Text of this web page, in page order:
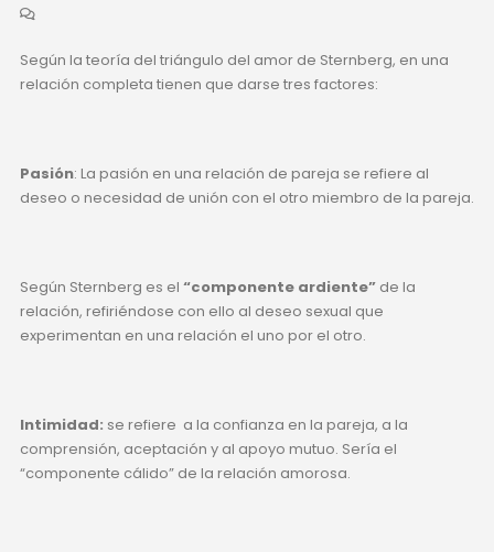
Según la teoría del triángulo del amor de Sternberg, en una
relación completa tienen que darse tres factores:
Pasión: La pasión en una relación de pareja se refiere al
deseo o necesidad de unión con el otro miembro de la pareja.
Según Sternberg es el “componente ardiente”de la
relación, refiriéndose con ello al deseo sexual que
experimentan en una relación el uno por el otro.
Intimidad: se refiere a la confianza en la pareja, a la
comprensión, aceptación y al apoyo mutuo. Sería el
“componente cálido” de la relación amorosa.